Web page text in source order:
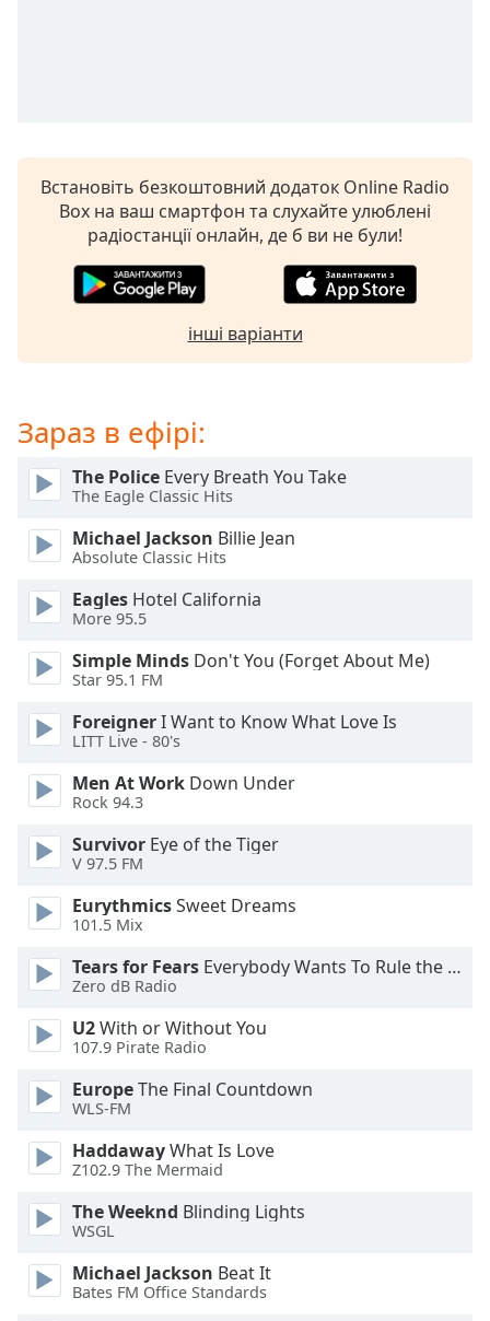
dialog
subtitles
off,
selected
This
modal
Beginning
dialog
Escape
cancel
window.
Background
Color
Opacity
Caption
Area
Background
Встановіть безкоштовний додаток Online Radio
Box на ваш смартфон та слухайте улюблені
радіостанції онлайн, де б ви не були!
інші варіанти
Зараз в ефірі:
The Police Every Breath You Take
The Eagle Classic Hits
Michael Jackson Billie Jean
Absolute Classic Hits
Eagles Hotel California
More 95.5
Simple Minds Don't You (Forget About Me)
Star 95.1 FM
ForeignerI Want to Know What Love Is
LITT Live - 80's
Men At Work Down Under
Rock 94.3
Survivor Eye of the Tiger
V 97.5 FM
EurythmicsSweet Dreams
101.5 Mix
Tears for Fears Everybody Wants To Rule the World
Zero dB Radio
U2With or Without You
107.9 Pirate Radio
EuropeThe Final Countdown
WLS-FM
HaddawayWhat Is Love
Z102.9 The Mermaid
The Weeknd Blinding Lights
WSGL
Michael Jackson Beat It
Bates FM Office Standards